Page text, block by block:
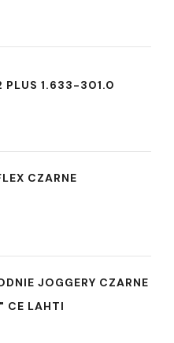
PLUS 1.633-301.0
CZARNE
JOGGERY CZARNE
CE LAHTI